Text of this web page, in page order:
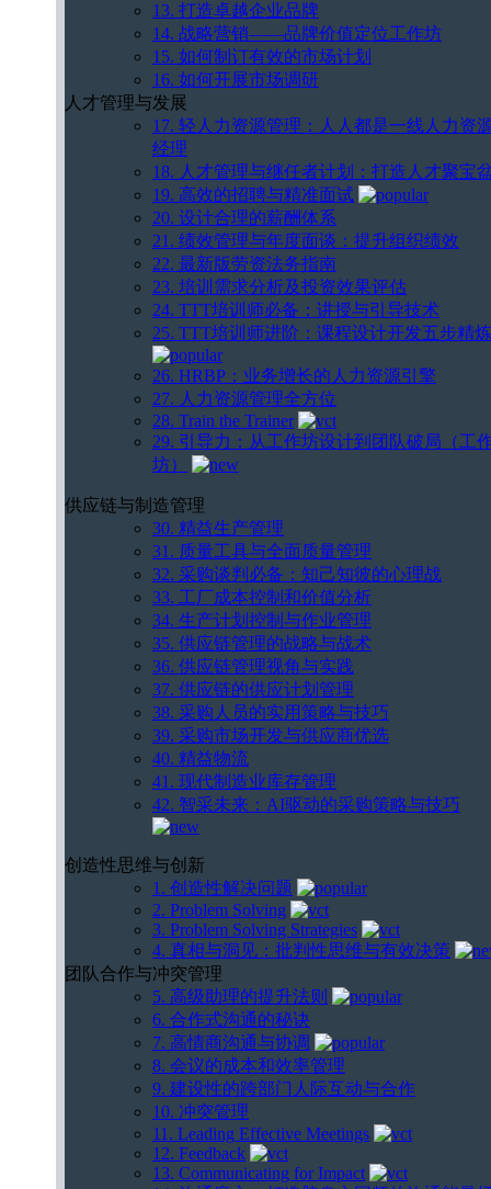
13. 打造卓越企业品牌
14. 战略营销——品牌价值定位工作坊
15. 如何制订有效的市场计划
16. 如何开展市场调研
人才管理与发展
17. 轻人力资源管理：人人都是一线人力资
经理
18. 人才管理与继任者计划：打造人才聚宝
19. 高效的招聘与精准面试
20. 设计合理的薪酬体系
21. 绩效管理与年度面谈：提升组织绩效
22. 最新版劳资法务指南
23. 培训需求分析及投资效果评估
24. TTT培训师必备：讲授与引导技术
25. TTT培训师进阶：课程设计开发五步精炼
26. HRBP：业务增长的人力资源引擎
27. 人力资源管理全方位
28. Train the Trainer
29. 引导力：从工作坊设计到团队破局（工
坊）
供应链与制造管理
30. 精益生产管理
31. 质量工具与全面质量管理
32. 采购谈判必备：知己知彼的心理战
33. 工厂成本控制和价值分析
34. 生产计划控制与作业管理
35. 供应链管理的战略与战术
36. 供应链管理视角与实践
37. 供应链的供应计划管理
38. 采购人员的实用策略与技巧
39. 采购市场开发与供应商优选
40. 精益物流
41. 现代制造业库存管理
42. 智采未来：AI驱动的采购策略与技巧
创造性思维与创新
1. 创造性解决问题
2. Problem Solving
3. Problem Solving Strategies
4. 真相与洞见：批判性思维与有效决策
团队合作与冲突管理
5. 高级助理的提升法则
6. 合作式沟通的秘诀
7. 高情商沟通与协调
8. 会议的成本和效率管理
9. 建设性的跨部门人际互动与合作
10. 冲突管理
11. Leading Effective Meetings
12. Feedback
13. Communicating for Impact